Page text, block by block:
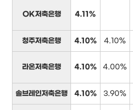
OK저축은행 4.11%
청주저축은행 4.10% 4.10%
라온저축은행 4.10% 4.00%
솔브레인저축은행 4.10% 3.90%